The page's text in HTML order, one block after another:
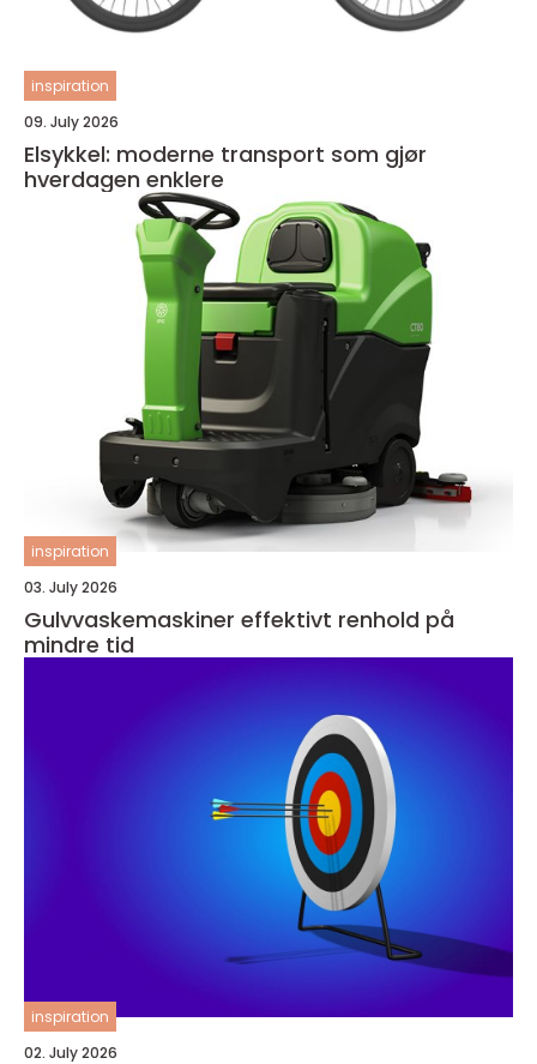
inspiration
09. July 2026
Elsykkel: moderne transport som gjør
hverdagen enklere
inspiration
03. July 2026
Gulvvaskemaskiner effektivt renhold på
mindre tid
inspiration
02. July 2026